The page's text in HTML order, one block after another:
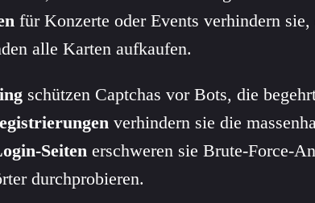
für Konzerte oder Events verhindern sie,
alle Karten aufkaufen.
schützen Captchas vor Bots, die
verhindern sie die
Seiten erschweren sie Brute-Force-
durchprobieren.